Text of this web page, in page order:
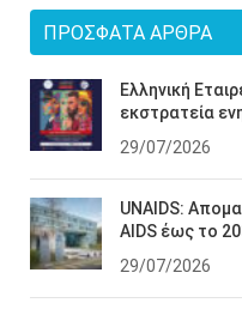
ΠΡΌΣΦΑΤΑ ΆΡΘΡΑ
Ελληνική
εκστρατεία
29/07/2026
UNAIDS:
AIDS έως το
29/07/2026